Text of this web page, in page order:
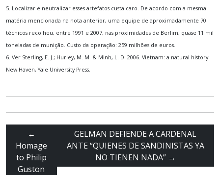
5. Localizar e neutralizar esses artefatos custa caro. De acordo com a mesma
matéria mencionada na nota anterior, uma equipe de aproximadamente 70
técnicos recolheu, entre 1991 e 2007, nas proximidades de Berlim, quase 11 mil
toneladas de munição. Custo da operação: 259 milhões de euros.
6. Ver Sterling, E. J.; Hurley, M. M. & Minh, L. D. 2006. Vietnam: a natural history.
New Haven, Yale University Press.
←
Homage
to Philip
Guston
GELMAN DEFIENDE A CARDENAL
ANTE “QUIENES DE SANDINISTAS YA
NO TIENEN NADA” →